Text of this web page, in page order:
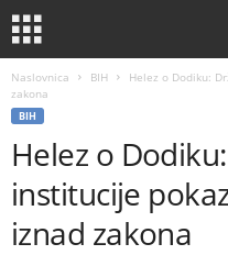
Naslovnica BIH
Helez o Dodiku:
zakona
BIH
Helez o
institucije
iznad zakona